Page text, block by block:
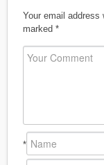
Your email address
marked *
*